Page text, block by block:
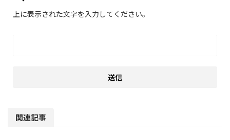
上に表示された文字を入力してください。
関連記事